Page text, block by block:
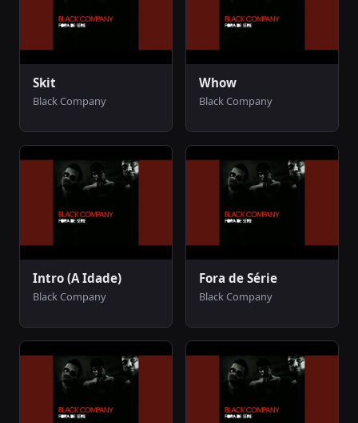
Skit
Black Company
Whow
Black Company
Intro (A Idade)
Black Company
Fora de Série
Black Company